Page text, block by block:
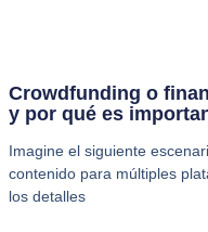
Crowdfunding o
y por qué es
Imagine el siguiente
contenido para múltiples
los detalles